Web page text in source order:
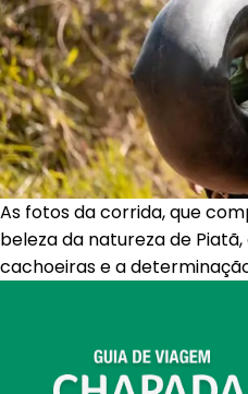
As fotos da corrida, que
beleza da natureza de
cachoeiras e a